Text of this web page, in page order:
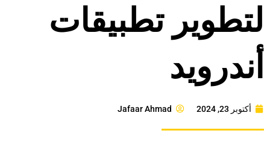
لتطوير تطبيقات
أندرويد
أكتوبر 23, 2024 Jafaar Ahmad